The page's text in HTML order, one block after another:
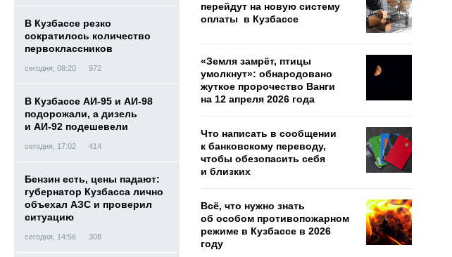
В Кузбассе резко
сократилось количество
первоклассников
сегодня, 08:20 972
В Кузбассе АИ-95 и АИ-98
подорожали, а дизель
и АИ-92 подешевели
сегодня, 17:02 414
Бензин есть, цены падают:
губернатор Кузбасса лично
объехал АЗС и проверил
ситуацию
сегодня, 14:56 308
перейдут на новую систему
оплаты в Кузбассе
«Земля замрёт, птицы
умолкнут»: обнародовано
жуткое пророчество Ванги
на 12 апреля 2026 года
Что написать в сообщении
к банковскому переводу,
чтобы обезопасить себя
и близких
Всё, что нужно знать
об особом противопожарном
режиме в Кузбассе в 2026
году